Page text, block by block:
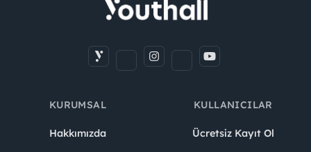
KURUMSAL
Hakkımızda
KULLANICILAR
Ücretsiz Kayıt Ol